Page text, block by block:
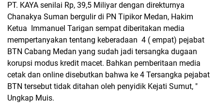
PT. KAYA senilai Rp, 39,5 Miliyar dengan direkturnya
Chanakya Suman bergulir di PN Tipikor Medan, Hakim
Ketua Immanuel Tarigan sempat diberitakan media
mempertanyakan tentang keberadaan 4 ( empat) pejabat
BTN Cabang Medan yang sudah jadi tersangka dugaan
korupsi modus kredit macet. Bahkan pemberitaan media
cetak dan online disebutkan bahwa ke 4 Tersangka pejabat
BTN tersebut tidak ditahan oleh penyidik Kejati Sumut, "
Ungkap Muis.